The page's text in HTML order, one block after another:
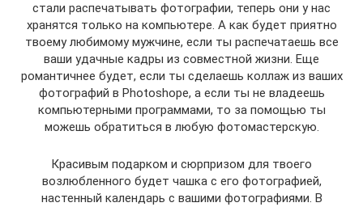
стали распечатывать фотографии, теперь они у нас
хранятся только на компьютере. А как будет приятно
твоему любимому мужчине, если ты распечатаешь все
ваши удачные кадры из совместной жизни. Еще
романтичнее будет, если ты сделаешь коллаж из ваших
фотографий в Photoshope, а если ты не владеешь
компьютерными программами, то за помощью ты
можешь обратиться в любую фотомастерскую.
Красивым подарком и сюрпризом для твоего
возлюбленного будет чашка с его фотографией,
настенный календарь с вашими фотографиями. В